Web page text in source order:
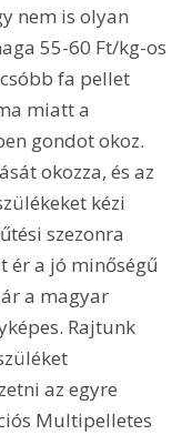
nem is olyan
55-60 Ft/kg-os
fa pellet
miatt a
gondot okoz.
okozza, és az
kézi
szezonra
ér a jó minőségű
a magyar
Rajtunk
az egyre
Multipelletes